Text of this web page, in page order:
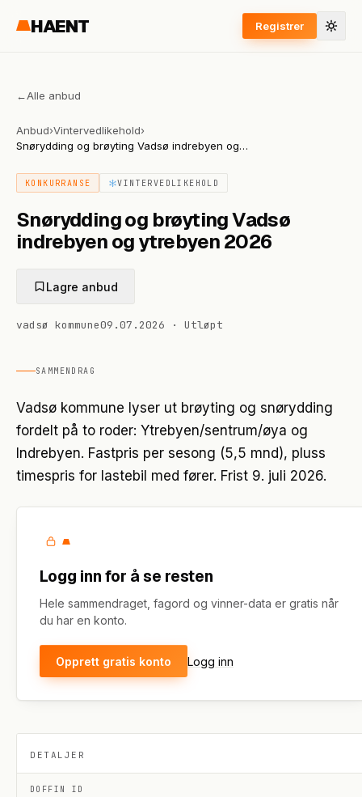
HAENT Registrer
←Alle anbud
Anbud›Vintervedlikehold›
Snørydding og brøyting Vadsø indrebyen og
KONKURRANSE VINTERVEDLIKEHOLD
Snørydding og brøyting Vadsø
indrebyen og ytrebyen 2026
Lagre anbud
vadsø kommune09.07.2026 · Utløpt
SAMMENDRAG
Vadsø kommune lyser ut brøyting og snørydding
fordelt på to roder: Ytrebyen/sentrum/øya og
Indrebyen. Fastpris per sesong (5,5 mnd), pluss
timespris for lastebil med fører. Frist 9. juli 2026.
Logg inn for å se resten
Hele sammendraget, fagord og vinner-data er gratis når
du har en konto.
Opprett gratis konto Logg inn
DETALJER
DOFFIN ID